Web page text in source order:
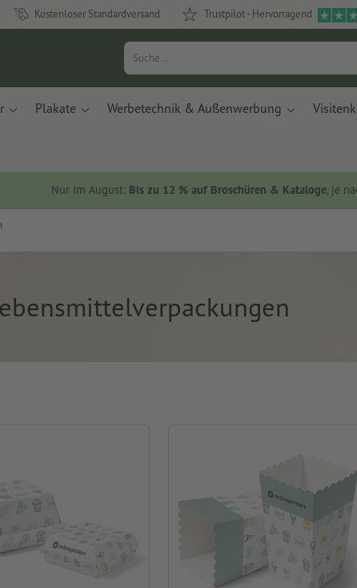
Kostenloser Standardversand Trustpilot - Hervorragend
Plakate Werbetechnik & Außenwerbung
Nur im August: Bis zu 12 % auf Broschüren & Kataloge, je